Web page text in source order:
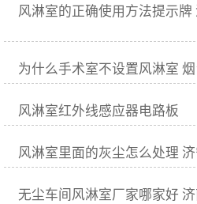
风淋室的正确使用方法提示牌
为什么手术室不设置风淋室
风淋室红外线感应器电路板
风淋室里面的灰尘怎么处理
无尘车间风淋室厂家哪家好